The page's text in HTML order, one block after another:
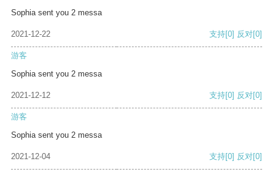
Sophia sent you 2 messa
2021-12-22 支持[0] 反对[0]
游客
Sophia sent you 2 messa
2021-12-12 支持[0] 反对[0]
游客
Sophia sent you 2 messa
2021-12-04 支持[0] 反对[0]